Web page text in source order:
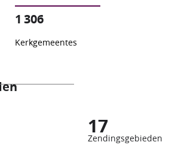
1 306
Kerkgemeentes
17
Zendingsgebieden